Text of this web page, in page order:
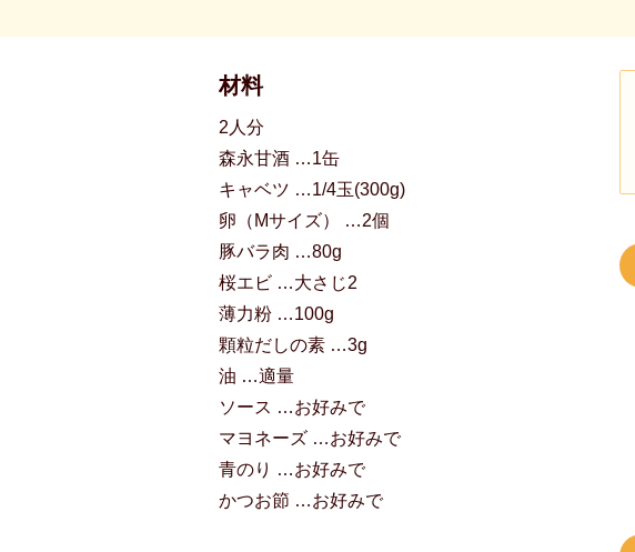
材料
2人分
森永甘酒 …1缶
キャベツ …1/4玉(300g)
卵（Mサイズ） …2個
豚バラ肉 …80g
桜エビ …大さじ2
薄力粉 …100g
顆粒だしの素 …3g
油 …適量
ソース …お好みで
マヨネーズ …お好みで
青のり …お好みで
かつお節 …お好みで